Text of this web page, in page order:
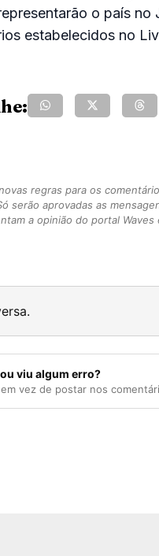
o país
estabelecidos no
regras para os
serão aprovadas as
a opinião do portal
viu algum erro?
vez de postar nos